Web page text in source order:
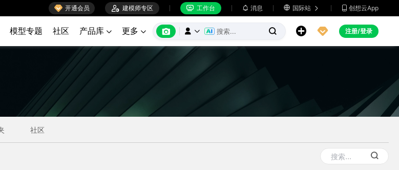
 开通会员  建模师专区  工作台  消息  国际站   创想云App
模型专题 社区 产品库  更多        注册/登录